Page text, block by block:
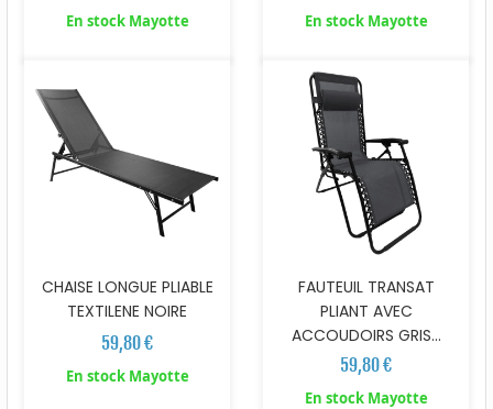
En stock Mayotte En stock Mayotte
CHAISE LONGUE PLIABLE
TEXTILENE NOIRE
59,80 €
En stock Mayotte
FAUTEUIL TRANSAT
PLIANT AVEC
ACCOUDOIRS GRIS...
59,80 €
En stock Mayotte